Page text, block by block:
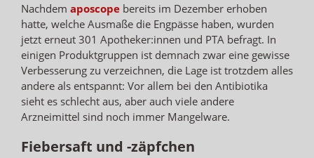
Nachdem aposcope bereits im Dezember erhoben
hatte, welche Ausmaße die Engpässe haben, wurden
jetzt erneut 301 Apotheker:innen und PTA befragt. In
einigen Produktgruppen ist demnach zwar eine gewisse
Verbesserung zu verzeichnen, die Lage ist trotzdem alles
andere als entspannt: Vor allem bei den Antibiotika
sieht es schlecht aus, aber auch viele andere
Arzneimittel sind noch immer Mangelware.
Fiebersaft und -zäpfchen